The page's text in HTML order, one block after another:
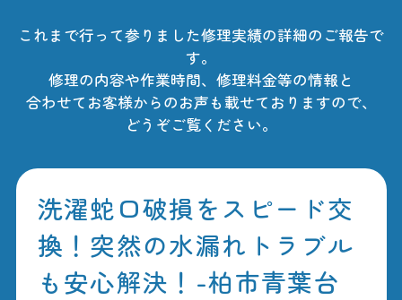
これまで行って参りました修理実績の詳細のご報告で
す。
修理の内容や作業時間、修理料金等の情報と
合わせてお客様からのお声も載せておりますので、
どうぞご覧ください。
洗濯蛇口破損をスピード交
換！突然の水漏れトラブル
も安心解決！-柏市青葉台